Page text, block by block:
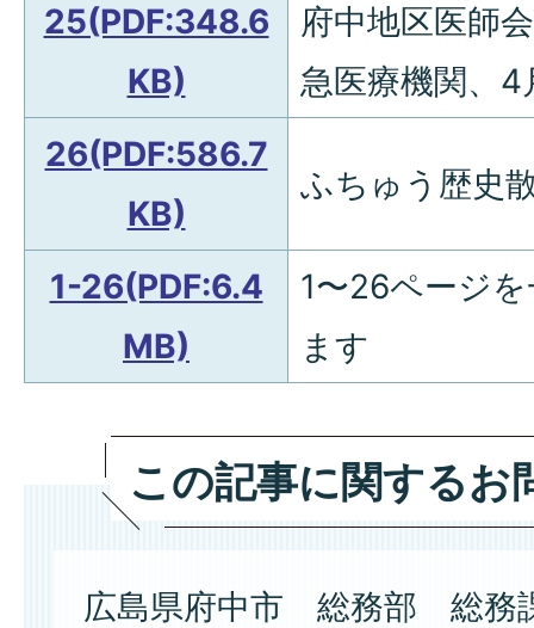
25(PDF:348.6
KB)
府中地区医師
急医療機関、
26(PDF:586.7
KB)
ふちゅう歴史
1-26(PDF:6.4
MB)
1〜26ページ
ます
この記事に関するお
広島県府中市 総務部 総務